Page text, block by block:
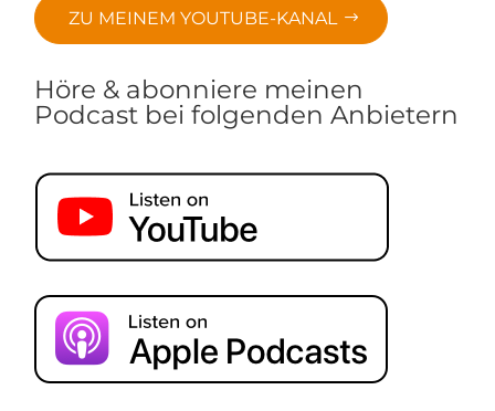
ZU MEINEM YOUTUBE-KANAL
Höre & abonniere meinen
Podcast bei folgenden Anbietern